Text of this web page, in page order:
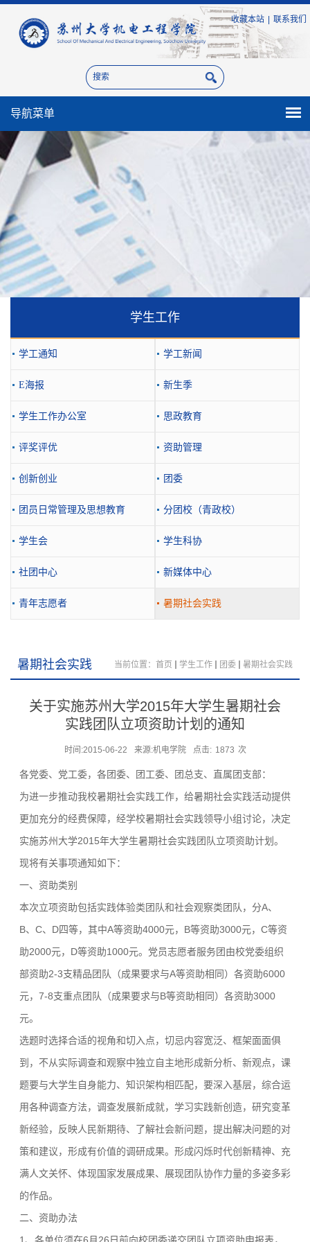
收藏本站 联系我们
导航菜单
学生工作
学工通知 学工新闻
E海报 新生季
学生工作办公室 思政教育
评奖评优 资助管理
创新创业 团委
团员日常管理及思想教育 分团校（青政校）
学生会 学生科协
社团中心 新媒体中心
青年志愿者 暑期社会实践
暑期社会实践 当前位置： 首页 学生工作 团委 暑期社会实践
关于实施苏州大学2015年大学生暑期社会
实践团队立项资助计划的通知
时间:2015-06-22 来源:机电学院 点击: 1873 次
各党委、党工委，各团委、团工委、团总支、直属团支部：
为进一步推动我校暑期社会实践工作，给暑期社会实践活动提供
更加充分的经费保障，经学校暑期社会实践领导小组讨论，决定
实施苏州大学2015年大学生暑期社会实践团队立项资助计划。
现将有关事项通知如下：
一、资助类别
本次立项资助包括实践体验类团队和社会观察类团队，分A、
B、C、D四等，其中A等资助4000元，B等资助3000元，C等资
助2000元，D等资助1000元。党员志愿者服务团由校党委组织
部资助2-3支精品团队（成果要求与A等资助相同）各资助6000
元，7-8支重点团队（成果要求与B等资助相同）各资助3000
元。
选题时选择合适的视角和切入点，切忌内容宽泛、框架面面俱
到，不从实际调查和观察中独立自主地形成新分析、新观点，课
题要与大学生自身能力、知识架构相匹配，要深入基层，综合运
用各种调查方法，调查发展新成就，学习实践新创造，研究变革
新经验，反映人民新期待、了解社会新问题，提出解决问题的对
策和建议，形成有价值的调研成果。形成闪烁时代创新精神、充
满人文关怀、体现国家发展成果、展现团队协作力量的多姿多彩
的作品。
二、资助办法